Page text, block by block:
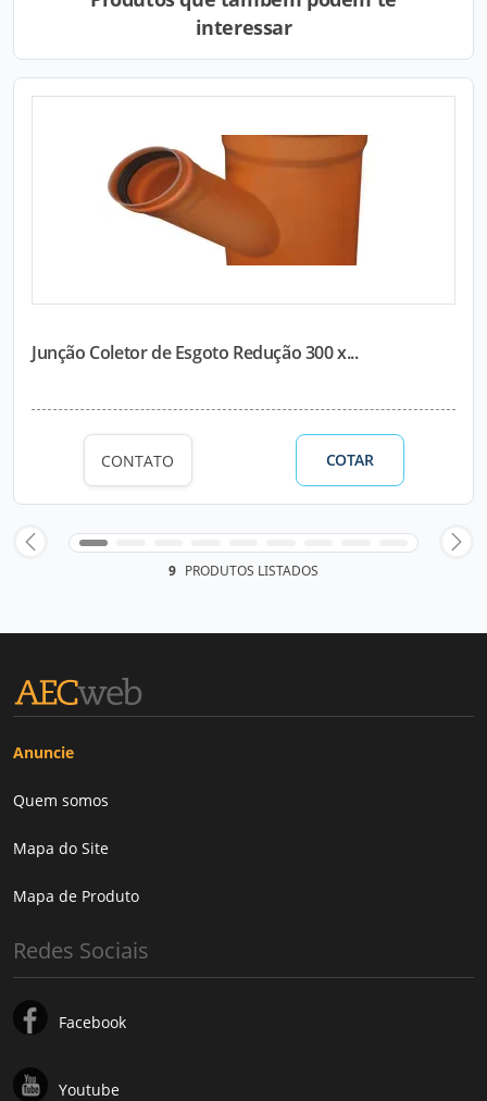
interessar
Junção Coletor de Esgoto Redução 300 x...
CONTATO COTAR
9 PRODUTOS LISTADOS
Anuncie
Quem somos
Mapa do Site
Mapa de Produto
Redes Sociais
Facebook
Youtube